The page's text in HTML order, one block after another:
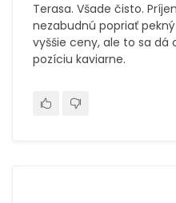
Terasa. Všade čisto.
nezabudnú popriať
vyššie ceny, ale to sa
pozíciu kaviarne.